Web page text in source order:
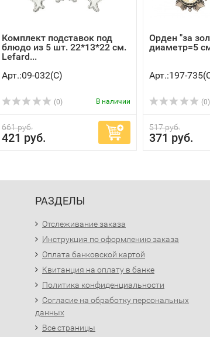
Комплект подставок под
блюдо из 5 шт. 22*13*22 см.
Lefard...
Арт.:09-032(C)
(0) В наличии
661 руб.
421 руб.
Орден "за
диаметр=5
Арт.:197-
(0)
517 руб.
371 руб.
РАЗДЕЛЫ
Отслеживание заказа
Инструкция по оформлению заказа
Оплата банковской картой
Квитанция на оплату в банке
Политика конфиденциальности
Согласие на обработку персональных
данных
Все страницы